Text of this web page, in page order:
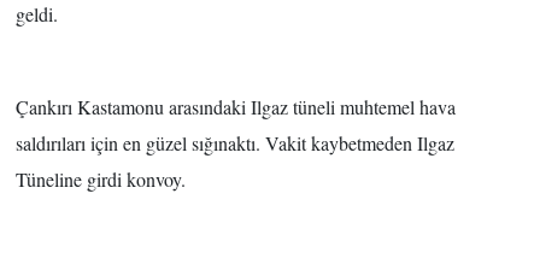
geldi.
Çankırı Kastamonu arasındaki Ilgaz tüneli muhtemel hava
saldırıları için en güzel sığınaktı. Vakit kaybetmeden Ilgaz
Tüneline girdi konvoy.